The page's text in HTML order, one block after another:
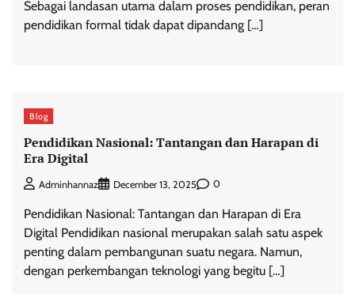
Sebagai landasan utama dalam proses pendidikan, peran
pendidikan formal tidak dapat dipandang […]
Blog
Pendidikan Nasional: Tantangan dan Harapan di
Era Digital
Adminhannaz December 13, 2025 0
Pendidikan Nasional: Tantangan dan Harapan di Era
Digital Pendidikan nasional merupakan salah satu aspek
penting dalam pembangunan suatu negara. Namun,
dengan perkembangan teknologi yang begitu […]